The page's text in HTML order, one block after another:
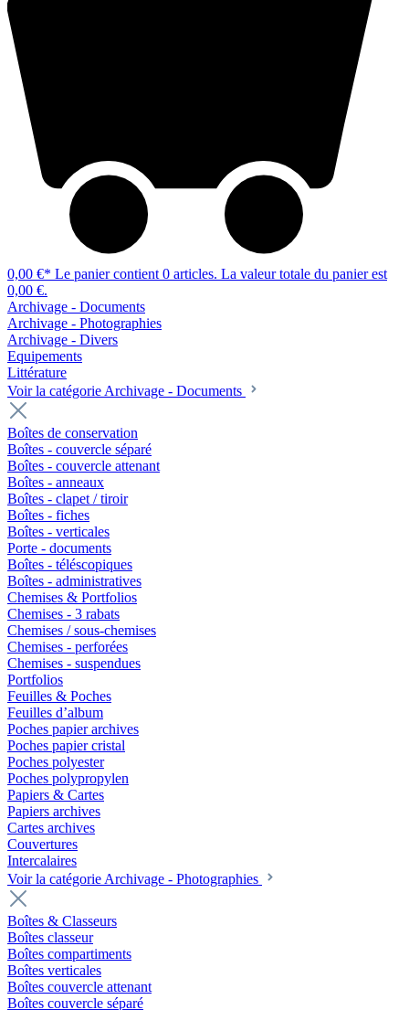
0,00 €* Le panier contient 0 articles. La valeur totale du panier est
0,00 €.
Archivage - Documents
Archivage - Photographies
Archivage - Divers
Equipements
Littérature
Voir la catégorie Archivage - Documents
Boîtes de conservation
Boîtes - couvercle séparé
Boîtes - couvercle attenant
Boîtes - anneaux
Boîtes - clapet / tiroir
Boîtes - fiches
Boîtes - verticales
Porte - documents
Boîtes - téléscopiques
Boîtes - administratives
Chemises & Portfolios
Chemises - 3 rabats
Chemises / sous-chemises
Chemises - perforées
Chemises - suspendues
Portfolios
Feuilles & Poches
Feuilles d’album
Poches papier archives
Poches papier cristal
Poches polyester
Poches polypropylen
Papiers & Cartes
Papiers archives
Cartes archives
Couvertures
Intercalaires
Voir la catégorie Archivage - Photographies
Boîtes & Classeurs
Boîtes classeur
Boîtes compartiments
Boîtes verticales
Boîtes couvercle attenant
Boîtes couvercle séparé